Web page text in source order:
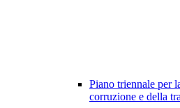
Piano triennale per
corruzione e della